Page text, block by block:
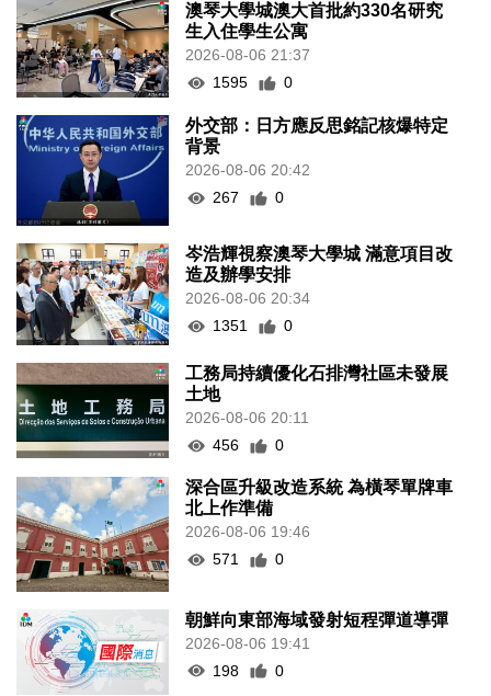
澳琴大學城澳大首批約330名研究
生入住學生公寓
2026-08-06 21:37
1595
0
外交部：日方應反思銘記核爆特定
背景
2026-08-06 20:42
267
0
岑浩輝視察澳琴大學城 滿意項目改
造及辦學安排
2026-08-06 20:34
1351
0
工務局持續優化石排灣社區未發展
土地
2026-08-06 20:11
456
0
深合區升級改造系統 為橫琴單牌車
北上作準備
2026-08-06 19:46
571
0
朝鮮向東部海域發射短程彈道導彈
2026-08-06 19:41
198
0